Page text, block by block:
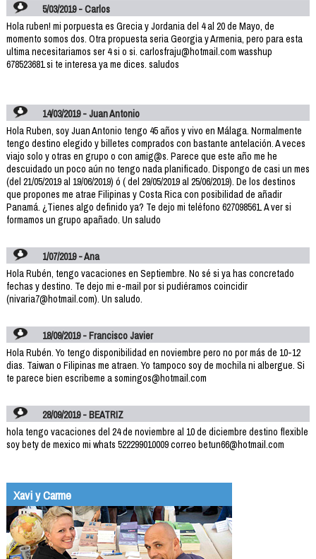
5/03/2019 - Carlos
Hola ruben! mi porpuesta es Grecia y Jordania del 4 al 20 de Mayo, de
momento somos dos. Otra propuesta seria Georgia y Armenia, pero para esta
ultima necesitariamos ser 4 si o si. carlosfraju@hotmail.com wasshup
678523681 si te interesa ya me dices. saludos
14/03/2019 - Juan Antonio
Hola Ruben, soy Juan Antonio tengo 45 años y vivo en Málaga. Normalmente
tengo destino elegido y billetes comprados con bastante antelación. A veces
viajo solo y otras en grupo o con amig@s. Parece que este año me he
descuidado un poco aún no tengo nada planificado. Dispongo de casi un mes
(del 21/05/2019 al 19/06/2019) ó ( del 29/05/2019 al 25/06/2019). De los destinos
que propones me atrae Filipinas y Costa Rica con posibilidad de añadir
Panamá. ¿Tienes algo definido ya? Te dejo mi teléfono 627098561. A ver si
formamos un grupo apañado. Un saludo
1/07/2019 - Ana
Hola Rubén, tengo vacaciones en Septiembre. No sé si ya has concretado
fechas y destino. Te dejo mi e-mail por si pudiéramos coincidir
(nivaria7@hotmail.com). Un saludo.
18/09/2019 - Francisco Javier
Hola Rubén. Yo tengo disponibilidad en noviembre pero no por más de 10-12
dias. Taiwan o Filipinas me atraen. Yo tampoco soy de mochila ni albergue. Si
te parece bien escribeme a somingos@hotmail.com
28/09/2019 - BEATRIZ
hola tengo vacaciones del 24 de noviembre al 10 de diciembre destino flexible
soy bety de mexico mi whats 522299010009 correo betun66@hotmail.com
Xavi y Carme